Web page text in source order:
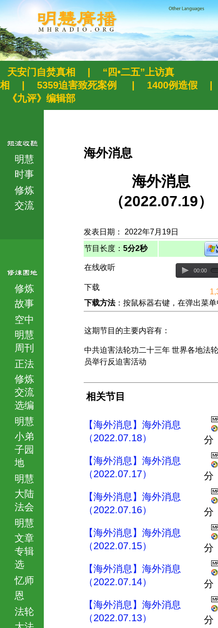
天安门自焚真相
“四•二五”上访真
相
5359迫害致死案例 1400例造假
《九评》编辑部
明慧
时事
修炼
交流
修炼
故事
空中
明慧
周刊
正法
修炼
交流
选编
明慧
小弟
子园
地
明慧
大陆
法会
明慧
文章
专辑
选
忆师
恩
法轮
大法
海外消息
海外消息
（2022.07.19）
发表日期： 2022年7月19日
节目长度： 5分2秒
在线收听 00:00
下载
下载方法：按鼠标器右键，在弹出菜
这期节目的主要内容有：
中共迫害法轮功二十三年 世界各地法
员举行反迫害活动
相关节目
【海外消息】海外消息
（2022.07.18）
分
【海外消息】海外消息
（2022.07.17）
分
【海外消息】海外消息
（2022.07.16）
分
【海外消息】海外消息
（2022.07.15）
分
【海外消息】海外消息
（2022.07.14）
分
【海外消息】海外消息
（2022.07.13）
分